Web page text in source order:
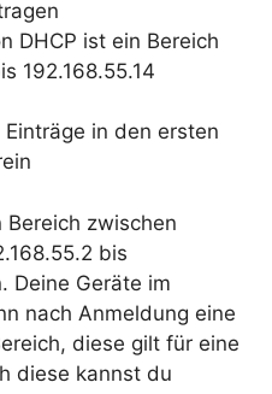
DHCP ist ein Bereich
192.168.55.14
in den ersten
zwischen
bis
Deine Geräte im
nach Anmeldung eine
diese gilt für eine
diese kannst du